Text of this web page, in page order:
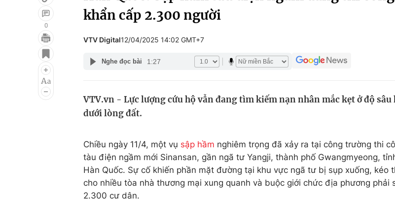
Điện ảnh
Âm nhạc
Du lịch
Chất lượng cuộc sống
Tuyển sinh
Thị
0
khẩn cấp 2.300 người
VTV Digital12/04/2025 14:02 GMT+7
Nghe đọc bài 1:27
VTV.vn - Lực lượng cứu hộ vẫn đang tìm kiếm nạn nhân mắc kẹt ở độ sâu
dưới lòng đất.
Chiều ngày 11/4, một vụ sập hầm nghiêm trọng đã xảy ra tại công trường thi
tàu điện ngầm mới Sinansan, gần ngã tư Yangji, thành phố Gwangmyeong,
Hàn Quốc. Sự cố khiến phần mặt đường tại khu vực ngã tư bị sụp xuống, kéo
cho nhiều tòa nhà thương mại xung quanh và buộc giới chức địa phương phải
2.300 cư dân.